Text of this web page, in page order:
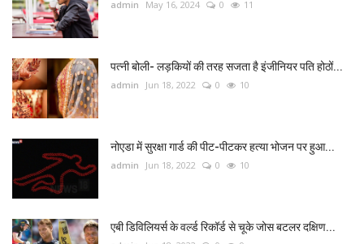
admin May 16, 2024 0 11
पत्नी बोली- लड़कियों की तरह सजता है इंजीनियर पति होठों...
admin Jun 18, 2022 0 10
नोएडा में सुरक्षा गार्ड की पीट-पीटकर हत्या भोजन पर हुआ...
admin Jun 18, 2022 0 10
एबी डिविलियर्स के वर्ल्ड रिकॉर्ड से चूके जोस बटलर दक्षिण...